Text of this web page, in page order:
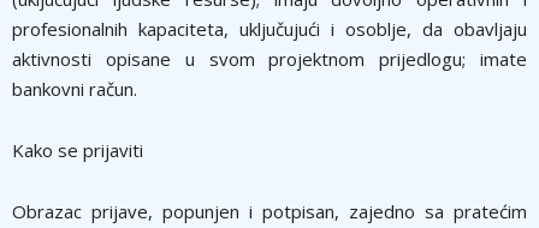
profesionalnih kapaciteta, uključujući i osoblje, da obavljaju
aktivnosti opisane u svom projektnom prijedlogu; imate
bankovni račun.
Kako se prijaviti
Obrazac prijave, popunjen i potpisan, zajedno sa pratećim